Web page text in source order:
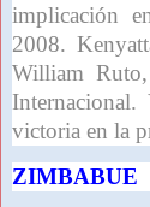
implicación
2008.
William
Internacional.
victoria en la
ZIMBABUE